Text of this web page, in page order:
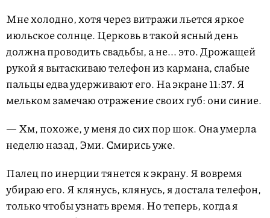
Мне холодно, хотя через витражи льется яркое
июльское солнце. Церковь в такой ясный день
должна проводить свадьбы, а не... это. Дрожащей
рукой я вытаскиваю телефон из кармана, слабые
пальцы едва удерживают его. На экране 11:37. Я
мельком замечаю отражение своих губ: они синие.
— Хм, похоже, у меня до сих пор шок. Она умерла
неделю назад, Эми. Смирись уже.
Палец по инерции тянется к экрану. Я вовремя
убираю его. Я клянусь, клянусь, я достала телефон,
только чтобы узнать время. Но теперь, когда я